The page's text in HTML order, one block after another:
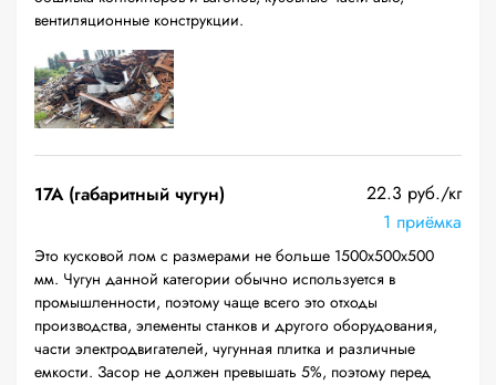
вентиляционные конструкции.
17А (габаритный чугун)
22.3 руб./кг
1 приёмка
Это кусковой лом с размерами не больше 1500х500х500
мм. Чугун данной категории обычно используется в
промышленности, поэтому чаще всего это отходы
производства, элементы станков и другого оборудования,
части электродвигателей, чугунная плитка и различные
емкости. Засор не должен превышать 5%, поэтому перед